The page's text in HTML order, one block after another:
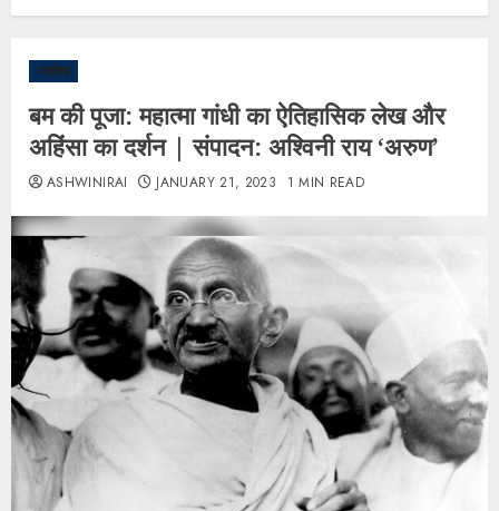
आलेख
बम की पूजा: महात्मा गांधी का ऐतिहासिक लेख और
अहिंसा का दर्शन | संपादन: अश्विनी राय ‘अरुण’
ASHWINIRAI JANUARY 21, 2023 1 MIN READ